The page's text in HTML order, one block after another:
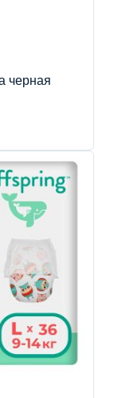
черная